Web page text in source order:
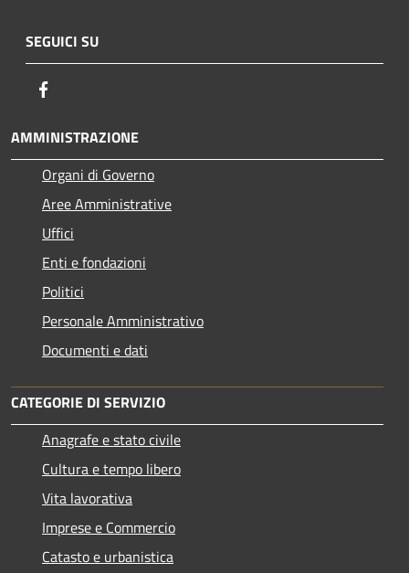
SEGUICI SU
AMMINISTRAZIONE
Organi di Governo
Aree Amministrative
Uffici
Enti e fondazioni
Politici
Personale Amministrativo
Documenti e dati
CATEGORIE DI SERVIZIO
Anagrafe e stato civile
Cultura e tempo libero
Vita lavorativa
Imprese e Commercio
Catasto e urbanistica